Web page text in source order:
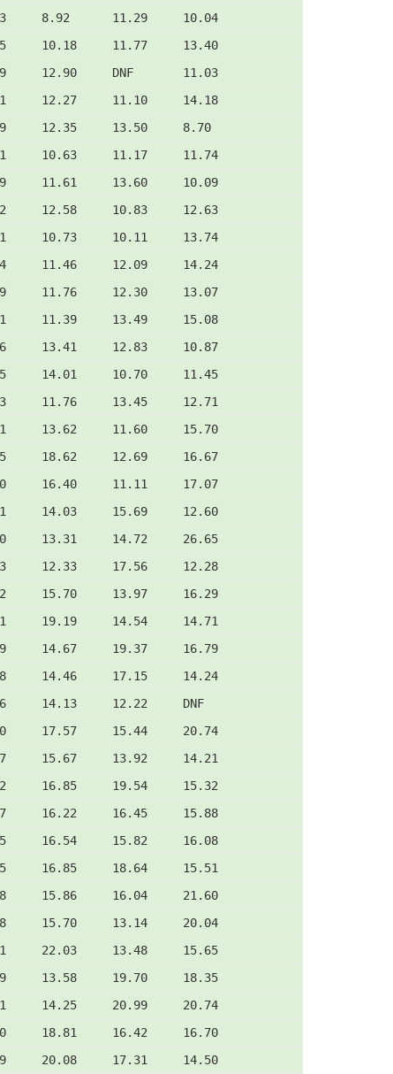
8.92      11.29     10.04
10.18     11.77     13.40
12.90     DNF       11.03
12.27     11.10     14.18
12.35     13.50     8.70
10.63     11.17     11.74
11.61     13.60     10.09
12.58     10.83     12.63
10.73     10.11     13.74
11.46     12.09     14.24
11.76     12.30     13.07
11.39     13.49     15.08
13.41     12.83     10.87
14.01     10.70     11.45
11.76     13.45     12.71
13.62     11.60     15.70
18.62     12.69     16.67
16.40     11.11     17.07
14.03     15.69     12.60
13.31     14.72     26.65
12.33     17.56     12.28
15.70     13.97     16.29
19.19     14.54     14.71
14.67     19.37     16.79
14.46     17.15     14.24
14.13     12.22     DNF
17.57     15.44     20.74
15.67     13.92     14.21
16.85     19.54     15.32
16.22     16.45     15.88
16.54     15.82     16.08
16.85     18.64     15.51
15.86     16.04     21.60
15.70     13.14     20.04
22.03     13.48     15.65
13.58     19.70     18.35
14.25     20.99     20.74
18.81     16.42     16.70
20.08     17.31     14.50